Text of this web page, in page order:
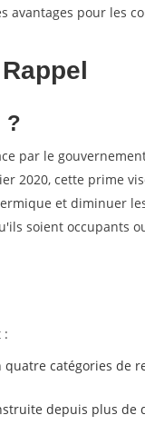
avantages pour les
?
par le
2020, cette prime
et diminuer
soient occupants
:
catégories de
depuis plus de